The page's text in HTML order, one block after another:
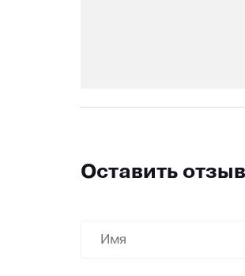
Оставить отзыв